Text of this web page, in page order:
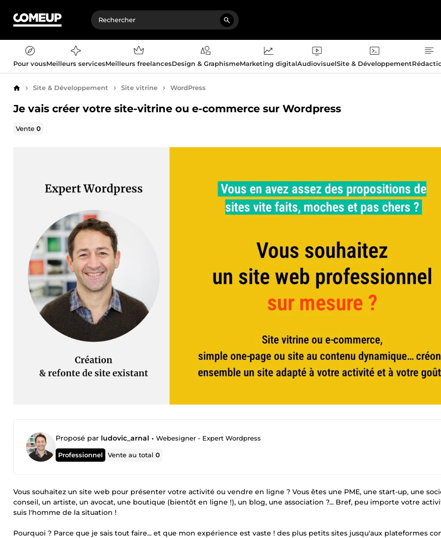
Pour vousMeilleurs servicesMeilleurs freelancesDesign & GraphismeMarketing digitalAudiovisuelSite & Développement
AccueilSite & Développement Site vitrine WordPress
Je vais créer votre site-vitrine ou e-commerce sur Wordpress
Vente0
Proposé par ludovic_arnal • Webesigner - Expert Wordpress
Professionnel Vente au total0
Vous souhaitez un site web pour présenter votre activité ou vendre en ligne ? Vous êtes une PME, une start-up, une
conseil, un artiste, un avocat, une boutique (bientôt en ligne !), un blog, une association ?... Bref, peu importe votre
suis l'homme de la situation !
Pourquoi ? Parce que je sais tout faire... et que mon expérience est vaste ! des plus petits sites jusqu'aux plateformes